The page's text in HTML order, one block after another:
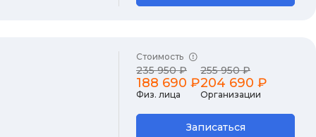
Стоимость
235 950 ₽
188 690 ₽
Физ. лица
255 950 ₽
204 690 ₽
Организации
Записаться